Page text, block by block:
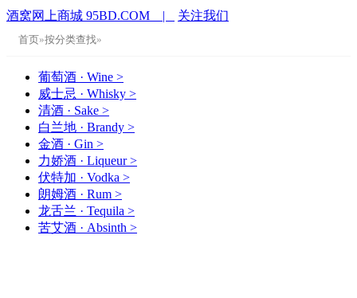
酒窝网上商城 95BD.COM | 关注我们
首页»按分类查找»
葡萄酒 · Wine >
威士忌 · Whisky >
清酒 · Sake >
白兰地 · Brandy >
金酒 · Gin >
力娇酒 · Liqueur >
伏特加 · Vodka >
朗姆酒 · Rum >
龙舌兰 · Tequila >
苦艾酒 · Absinth >